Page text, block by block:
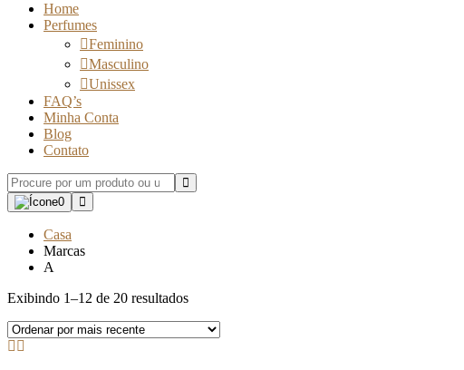
Home
Perfumes
Feminino
Masculino
Unissex
FAQ’s
Minha Conta
Blog
Contato
0
Casa
Marcas
A
Exibindo 1–12 de 20 resultadosClassificado
mais